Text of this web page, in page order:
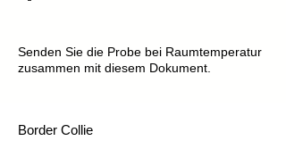
Senden Sie die Probe bei Raumtemperatur
zusammen mit diesem Dokument.
Border Collie